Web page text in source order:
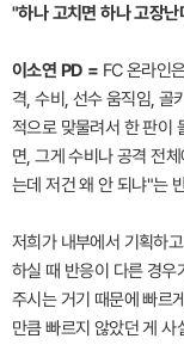
"하나 고치면 하나 고장
이소연 PD = FC 온라인
격, 수비, 선수 움직임, 골
적으로 맞물려서 한 판이
면, 그게 수비나 공격 전
는데 저건 왜 안 되냐"는
저희가 내부에서 기획하
하실 때 반응이 다른 경우
주시는 거기 때문에 빠르
만큼 빠르지 않았던 게 사